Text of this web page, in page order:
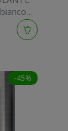
-45%